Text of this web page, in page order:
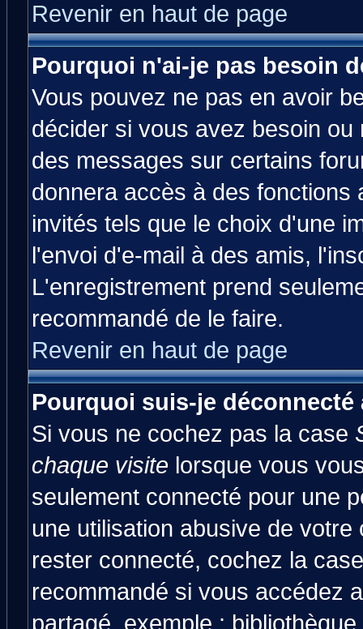
Revenir en haut de page
Pourquoi n'ai-je pas besoin
Vous pouvez ne pas en avoir
décider si vous avez besoin
des messages sur certains
donnera accès à des fonctions
invités tels que le choix d'une
l'envoi d'e-mail à des amis,
L'enregistrement prend
recommandé de le faire.
Revenir en haut de page
Pourquoi suis-je
Si vous ne cochez pas la case
chaque visite lorsque vous
seulement connecté pour une
une utilisation abusive de
rester connecté, cochez la
recommandé si vous accédez
partagé, exemple :